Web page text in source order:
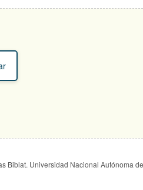
Biblat. Universidad Nacional Autónoma